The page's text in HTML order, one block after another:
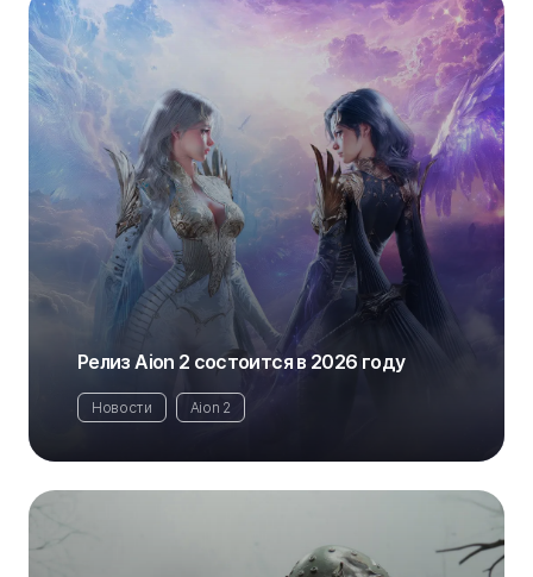
Релиз Aion 2 состоится в 2026 году
Новости Aion 2